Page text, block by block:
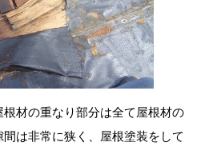
材の重なり部分は全て屋根材の
は非常に狭く、屋根塗装をして